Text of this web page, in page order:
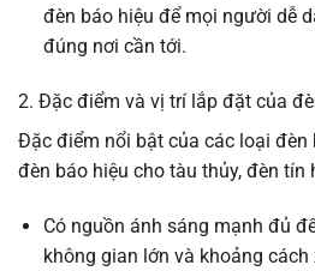
đèn báo hiệu để mọi người dễ
đúng nơi cần tới.
2. Đặc điểm và vị trí lắp đặt của
Đặc điểm nổi bật của các loại đèn
đèn báo hiệu cho tàu thủy, đèn tín
Có nguồn ánh sáng mạnh đủ
không gian lớn và khoảng cách